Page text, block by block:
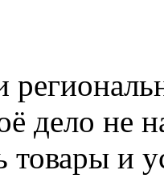
дело не
товары и